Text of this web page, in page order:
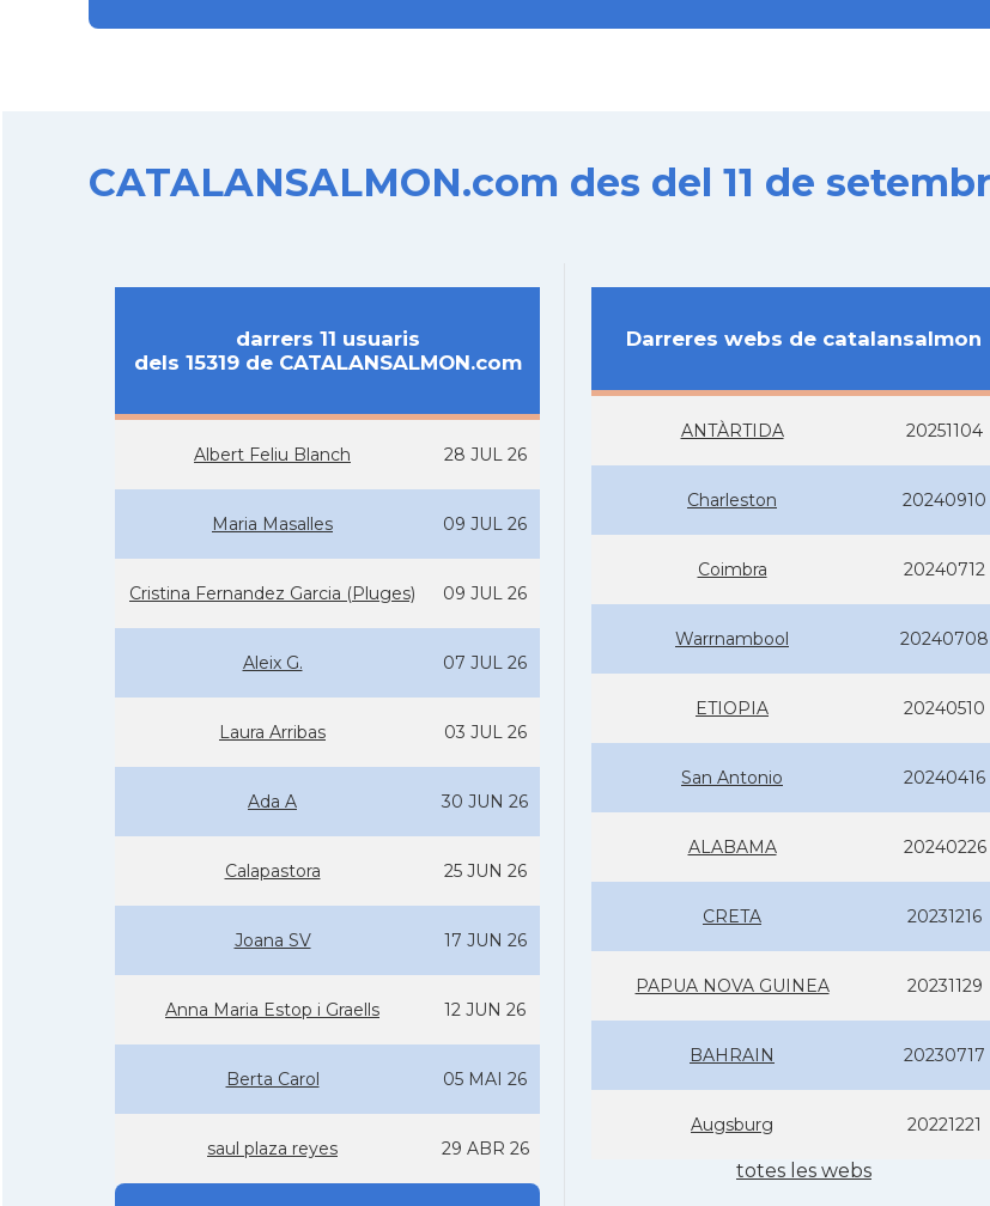
CATALANSALMON.com des del 11 de
darrers 11 usuaris
dels 15319 de CATALANSALMON.com
Albert Feliu Blanch 28 JUL 26
Maria Masalles 09 JUL 26
Cristina Fernandez Garcia (Pluges) 09 JUL 26
Aleix G. 07 JUL 26
Laura Arribas 03 JUL 26
Ada A 30 JUN 26
Calapastora 25 JUN 26
Joana SV 17 JUN 26
Anna Maria Estop i Graells 12 JUN 26
Berta Carol 05 MAI 26
saul plaza reyes 29 ABR 26
Darreres webs de catalansalmon
ANTÀRTIDA 20251104
Charleston 20240910
Coimbra 20240712
Warrnambool 20240708
ETIOPIA 20240510
San Antonio 20240416
ALABAMA 20240226
CRETA 20231216
PAPUA NOVA GUINEA 20231129
BAHRAIN 20230717
Augsburg 20221221
totes les webs